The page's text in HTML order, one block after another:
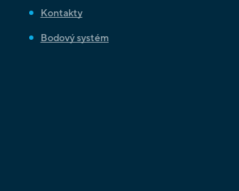
Kontakty
Bodový systém